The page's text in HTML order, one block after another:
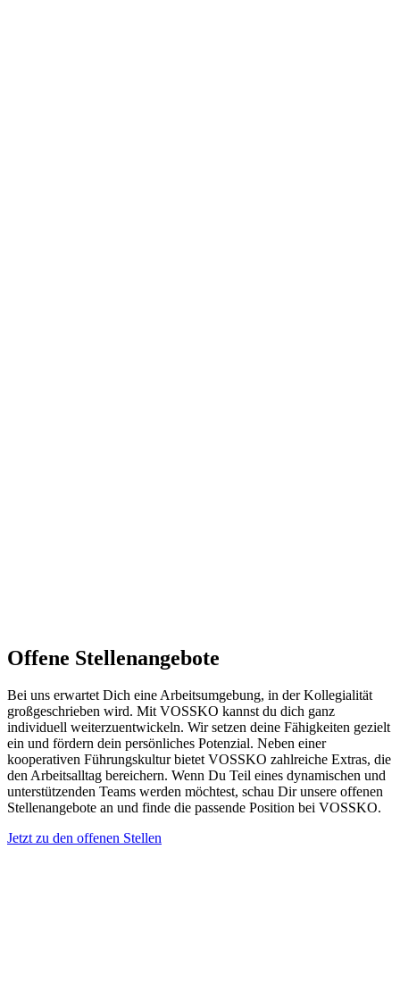
Offene Stellen­angebote
Bei uns erwartet Dich eine Arbeitsumgebung, in der Kollegialität
großgeschrieben wird. Mit VOSSKO kannst du dich ganz
individuell weiterzuentwickeln. Wir setzen deine Fähigkeiten gezielt
ein und fördern dein persönliches Potenzial. Neben einer
kooperativen Führungskultur bietet VOSSKO zahlreiche Extras, die
den Arbeitsalltag bereichern. Wenn Du Teil eines dynamischen und
unterstützenden Teams werden möchtest, schau Dir unsere offenen
Stellenangebote an und finde die passende Position bei VOSSKO.
Jetzt zu den offenen Stellen